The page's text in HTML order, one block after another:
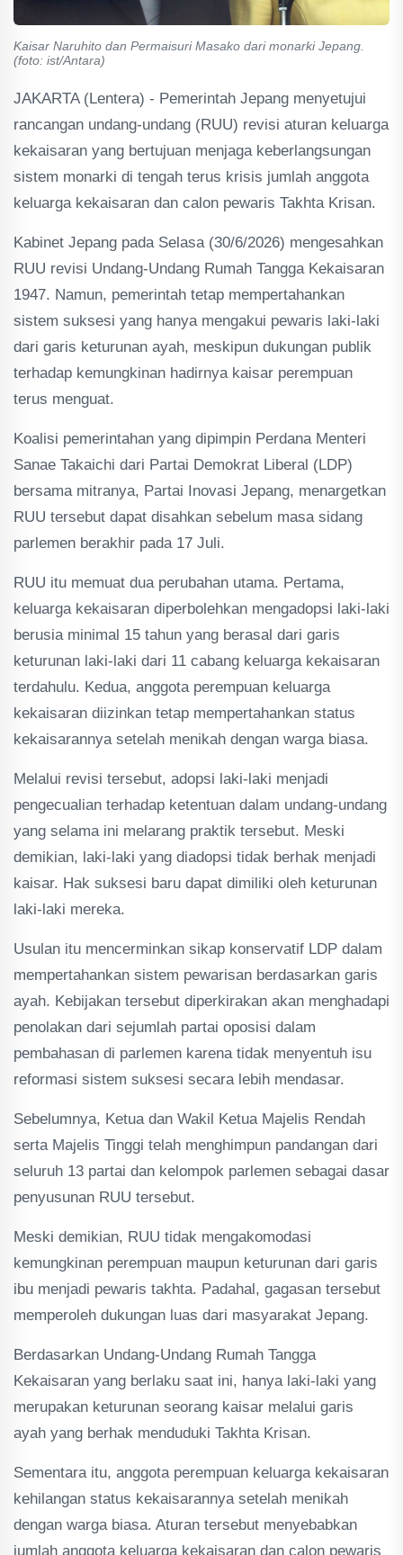
Kaisar Naruhito dan Permaisuri Masako dari monarki Jepang.
(foto: ist/Antara)
JAKARTA (Lentera) - Pemerintah Jepang menyetujui
rancangan undang-undang (RUU) revisi aturan keluarga
kekaisaran yang bertujuan menjaga keberlangsungan
sistem monarki di tengah terus krisis jumlah anggota
keluarga kekaisaran dan calon pewaris Takhta Krisan.
Kabinet Jepang pada Selasa (30/6/2026) mengesahkan
RUU revisi Undang-Undang Rumah Tangga Kekaisaran
1947. Namun, pemerintah tetap mempertahankan
sistem suksesi yang hanya mengakui pewaris laki-laki
dari garis keturunan ayah, meskipun dukungan publik
terhadap kemungkinan hadirnya kaisar perempuan
terus menguat.
Koalisi pemerintahan yang dipimpin Perdana Menteri
Sanae Takaichi dari Partai Demokrat Liberal (LDP)
bersama mitranya, Partai Inovasi Jepang, menargetkan
RUU tersebut dapat disahkan sebelum masa sidang
parlemen berakhir pada 17 Juli.
RUU itu memuat dua perubahan utama. Pertama,
keluarga kekaisaran diperbolehkan mengadopsi laki-laki
berusia minimal 15 tahun yang berasal dari garis
keturunan laki-laki dari 11 cabang keluarga kekaisaran
terdahulu. Kedua, anggota perempuan keluarga
kekaisaran diizinkan tetap mempertahankan status
kekaisarannya setelah menikah dengan warga biasa.
Melalui revisi tersebut, adopsi laki-laki menjadi
pengecualian terhadap ketentuan dalam undang-undang
yang selama ini melarang praktik tersebut. Meski
demikian, laki-laki yang diadopsi tidak berhak menjadi
kaisar. Hak suksesi baru dapat dimiliki oleh keturunan
laki-laki mereka.
Usulan itu mencerminkan sikap konservatif LDP dalam
mempertahankan sistem pewarisan berdasarkan garis
ayah. Kebijakan tersebut diperkirakan akan menghadapi
penolakan dari sejumlah partai oposisi dalam
pembahasan di parlemen karena tidak menyentuh isu
reformasi sistem suksesi secara lebih mendasar.
Sebelumnya, Ketua dan Wakil Ketua Majelis Rendah
serta Majelis Tinggi telah menghimpun pandangan dari
seluruh 13 partai dan kelompok parlemen sebagai dasar
penyusunan RUU tersebut.
Meski demikian, RUU tidak mengakomodasi
kemungkinan perempuan maupun keturunan dari garis
ibu menjadi pewaris takhta. Padahal, gagasan tersebut
memperoleh dukungan luas dari masyarakat Jepang.
Berdasarkan Undang-Undang Rumah Tangga
Kekaisaran yang berlaku saat ini, hanya laki-laki yang
merupakan keturunan seorang kaisar melalui garis
ayah yang berhak menduduki Takhta Krisan.
Sementara itu, anggota perempuan keluarga kekaisaran
kehilangan status kekaisarannya setelah menikah
dengan warga biasa. Aturan tersebut menyebabkan
jumlah anggota keluarga kekaisaran dan calon pewaris